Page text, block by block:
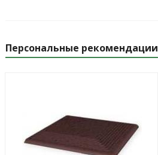
Персональные рекомендации